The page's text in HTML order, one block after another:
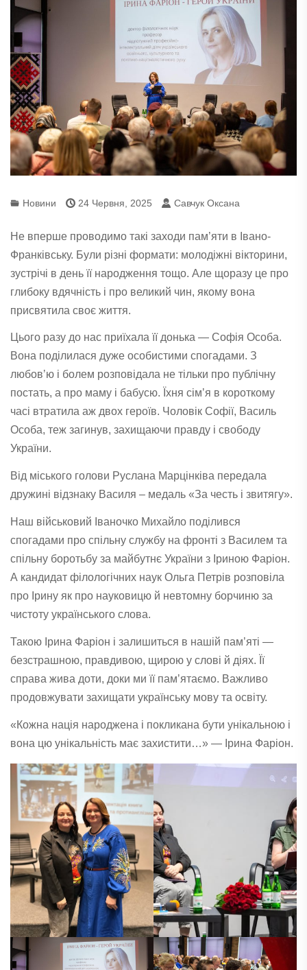
Новини 24 Червня, 2025 Савчук Оксана
Не вперше проводимо такі заходи пам’яти в Івано-
Франківську. Були різні формати: молодіжні вікторини,
зустрічі в день її народження тощо. Але щоразу це про
глибоку вдячність і про великий чин, якому вона
присвятила своє життя.
Цього разу до нас приїхала її донька — Софія Особа.
Вона поділилася дуже особистими спогадами. З
любовʼю і болем розповідала не тільки про публічну
постать, а про маму і бабусю. Їхня сімʼя в короткому
часі втратила аж двох героїв. Чоловік Софії, Василь
Особа, теж загинув, захищаючи правду і свободу
України.
Від міського голови Руслана Марцінківа передала
дружині відзнаку Василя – медаль «За честь і звитягу».
Наш військовий Іваночко Михайло поділився
спогадами про спільну службу на фронті з Василем та
спільну боротьбу за майбутнє України з Іриною Фаріон.
А кандидат філологічних наук Ольга Петрів розповіла
про Ірину як про науковицю й невтомну борчиню за
чистоту українського слова.
Такою Ірина Фаріон і залишиться в нашій пам’яті —
безстрашною, правдивою, щирою у слові й діях. Її
справа жива доти, доки ми її памʼятаємо. Важливо
продовжувати захищати українську мову та освіту.
«Кожна нація народжена і покликана бути унікальною і
вона цю унікальність має захистити…» — Ірина Фаріон.